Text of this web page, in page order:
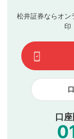
3
動画の評価
です）
評価およびコ
ます。掲載さ
てはお答えでき
て結果のご連
下記の項目に
見合わせる場
本動画
他者への
公序良
氏名、
松井証券ならオン
印
口